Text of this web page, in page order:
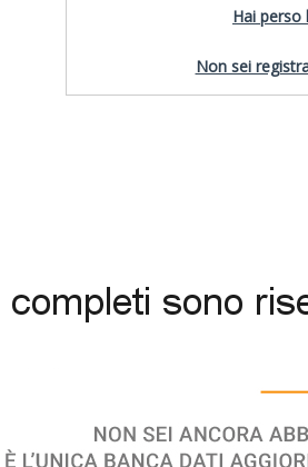
Hai perso
Non sei